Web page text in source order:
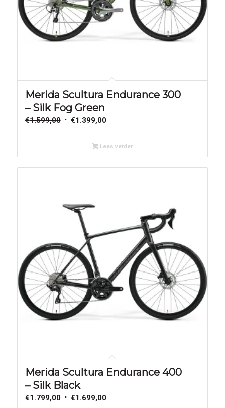
Merida Scultura Endurance 300
– Silk Fog Green
€1.599,00 Oorspronkelijke
€1.599,00.
€1.399,00Huidige
is:
€1.399,00.
Lees verder
Merida Scultura Endurance 400
– Silk Black
€1.799,00 Oorspronkelijke
€1.699,00Huidige